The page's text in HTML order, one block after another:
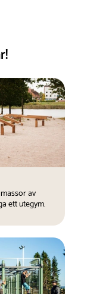
av
ett utegym.